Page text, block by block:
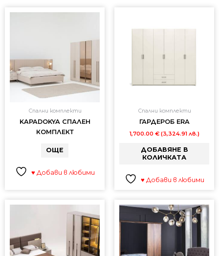
Спални комплекти
KAPADOKYA СПАЛЕН
КОМПЛЕКТ
ОЩЕ
♥ Добави в любими
Спални комплекти
ГАРДЕРОБ ERA
1,700.00 € (3,324.91 лв.)
ДОБАВЯНЕ В
КОЛИЧКАТА
♥ Добави в любими